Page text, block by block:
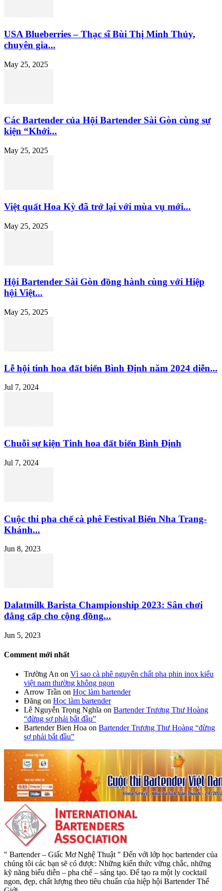
USA Blueberries – Thạc sĩ Bùi Thị Minh Thủy,
chuyên gia...
May 25, 2025
Các Bartender của Hội Bartender Sài Gòn cùng sự
kiện “Khởi...
May 25, 2025
Việt quất Hoa Kỳ đã trở lại với mùa vụ mới...
May 25, 2025
Hội Bartender Sài Gòn đồng hành cùng với Hiệp
hội Việt...
May 25, 2025
Lễ hội tinh hoa đất biển Bình Định năm 2024 diễn...
Jul 7, 2024
Chuỗi sự kiện Tinh hoa đất biển Bình Định
Jul 7, 2024
Cuộc thi pha chế cà phê Festival Biển Nha Trang-
Khánh...
Jun 8, 2023
Dalatmilk Barista Championship 2023: Sân chơi
đẳng cấp cho cộng đồng...
Jun 5, 2023
Comment mới nhất
Trường An on Vì sao cà phê nguyên chất pha phin inox kiểu
việt nam thường không ngon
Arrow Trần on Học làm bartender
Đăng on Học làm bartender
Lê Nguyễn Trọng Nghĩa on Bartender Trương Thư Hoàng
“đừng sợ phải bắt đầu”
Bartender Bien Hoa on Bartender Trương Thư Hoàng “đừng
sợ phải bắt đầu”
" Bartender – Giấc Mơ Nghệ Thuật " Đến với lớp học bartender của
chúng tôi các bạn sẽ có được: Những kiến thức vững chắc, những
kỹ năng biểu diễn – pha chế – sáng tạo. Để tạo ra một ly cocktail
ngon, đẹp, chất lượng theo tiêu chuẩn của hiệp hội Bartender Thế